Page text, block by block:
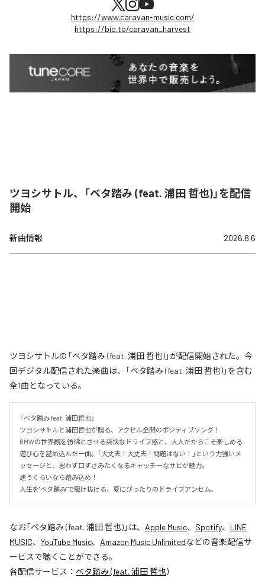
https://www.caravan-music.com/
https://bio.to/caravan_harvest
ツヨシサトル、「ベタ踏み (feat. 浦田 哲也)」を配信
開始
新曲情報 2026.8.6
ツヨシサトルの「ベタ踏み (feat. 浦田 哲也)」が配信開始された。今
回デジタル配信された楽曲は、「ベタ踏み (feat. 浦田 哲也)」を含む
全1曲となっている。
『ベタ踏み feat. 浦田哲也』
ツヨシサトルと浦田哲也が贈る、アクセル全開のポジティブソング！
BMWの世界観を彷彿とさせる爽快なドライブ感と、大人だからこそ楽しめる
遊び心を詰め込んだ一曲。「大丈夫！大丈夫！問題はない！」という力強いメ
ッセージと、思わず口ずさみたくなるキャッチーなサビが魅力。
迷うくらいなら踏み込め！
人生を"ベタ踏み"で駆け抜ける、夏にぴったりのドライブアンセム。
なお「ベタ踏み (feat. 浦田 哲也)」は、 Apple Music、 Spotify、 LINE
MUSIC、 YouTube Music、 Amazon Music Unlimitedなどの音楽配信サ
ービスで聴くことができる。
各配信サービス： ベタ踏み (feat. 浦田 哲也)